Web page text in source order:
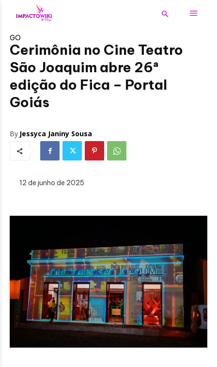
GO
Cerimônia no Cine Teatro
São Joaquim abre 26ª
edição do Fica – Portal
Goiás
By Jessyca Janiny Sousa
12 de junho de 2025